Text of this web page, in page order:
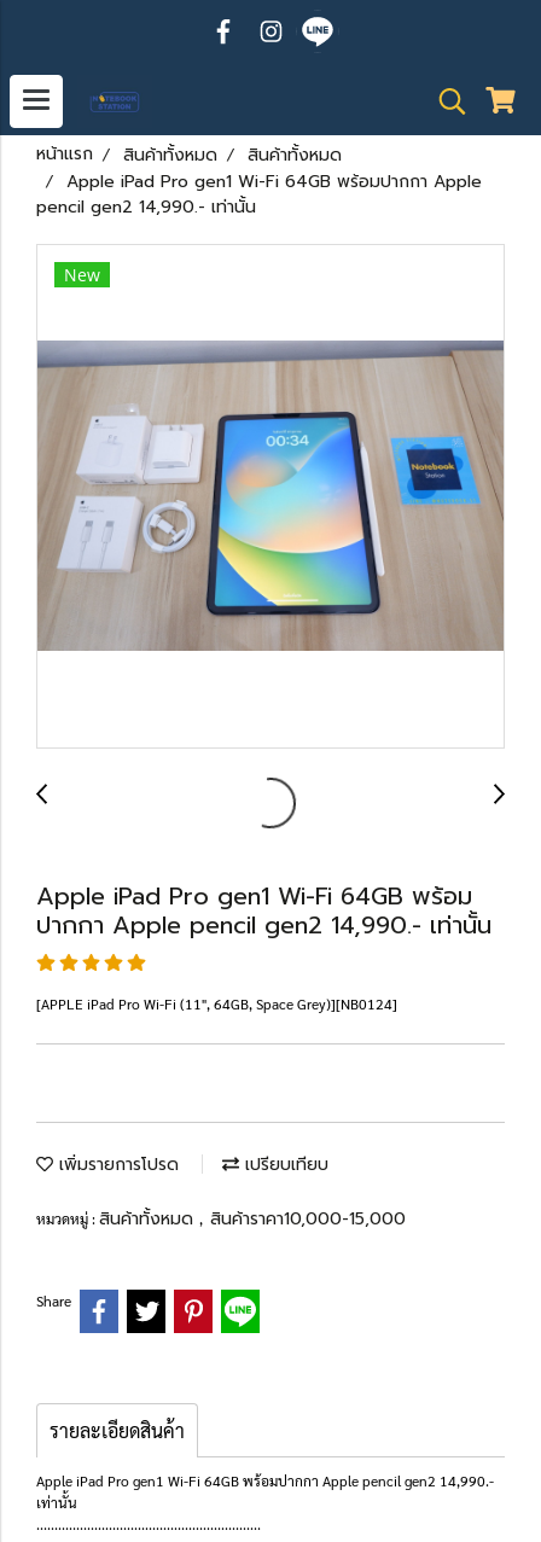
หน้าแรก สินค้าทั้งหมด
สินค้าทั้งหมด
Apple iPad Pro gen1 Wi-Fi 64GB พร้อมปากกา Apple
pencil gen2 14,990.- เท่านั้น
New
Apple iPad Pro gen1 Wi-Fi 64GB พร้อม
ปากกา Apple pencil gen2 14,990.- เท่านั้น
[APPLE iPad Pro Wi-Fi (11", 64GB, Space Grey)][NB0124]
เพิ่มรายการโปรด เปรียบเทียบ
หมวดหมู่ :สินค้าทั้งหมด , สินค้าราคา10,000-15,000
Share
รายละเอียดสินค้า
Apple iPad Pro gen1 Wi-Fi 64GB พร้อมปากกา Apple pencil gen2 14,990.-
เท่านั้น
..............................................................